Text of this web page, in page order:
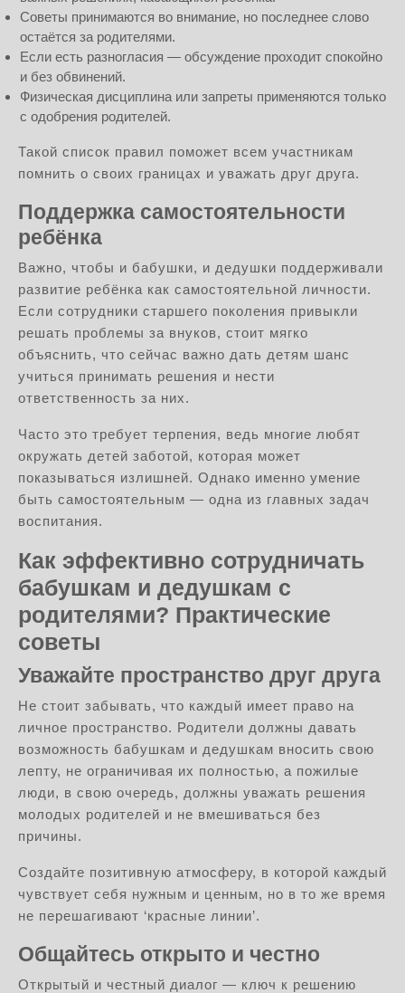
Советы принимаются во внимание, но последнее слово
остаётся за родителями.
Если есть разногласия — обсуждение проходит спокойно
и без обвинений.
Физическая дисциплина или запреты применяются только
с одобрения родителей.
Такой список правил поможет всем участникам
помнить о своих границах и уважать друг друга.
Поддержка самостоятельности
ребёнка
Важно, чтобы и бабушки, и дедушки поддерживали
развитие ребёнка как самостоятельной личности.
Если сотрудники старшего поколения привыкли
решать проблемы за внуков, стоит мягко
объяснить, что сейчас важно дать детям шанс
учиться принимать решения и нести
ответственность за них.
Часто это требует терпения, ведь многие любят
окружать детей заботой, которая может
показываться излишней. Однако именно умение
быть самостоятельным — одна из главных задач
воспитания.
Как эффективно сотрудничать
бабушкам и дедушкам с
родителями? Практические
советы
Уважайте пространство друг друга
Не стоит забывать, что каждый имеет право на
личное пространство. Родители должны давать
возможность бабушкам и дедушкам вносить свою
лепту, не ограничивая их полностью, а пожилые
люди, в свою очередь, должны уважать решения
молодых родителей и не вмешиваться без
причины.
Создайте позитивную атмосферу, в которой каждый
чувствует себя нужным и ценным, но в то же время
не перешагивают ‘красные линии’.
Общайтесь открыто и честно
Открытый и честный диалог — ключ к решению